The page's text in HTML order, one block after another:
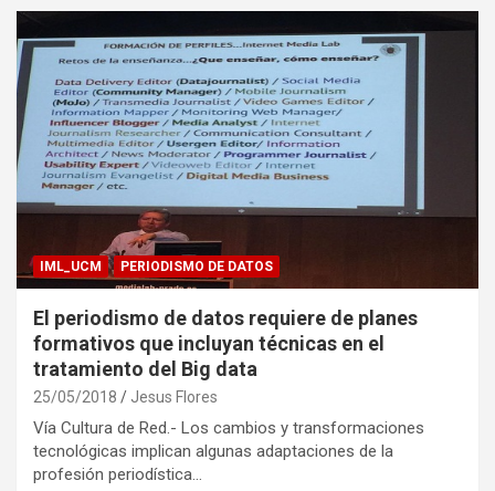
IML_UCM PERIODISMO DE DATOS
El periodismo de datos requiere de planes
formativos que incluyan técnicas en el
tratamiento del Big data
25/05/2018 Jesus Flores
Vía Cultura de Red.- Los cambios y transformaciones
tecnológicas implican algunas adaptaciones de la
profesión periodística…